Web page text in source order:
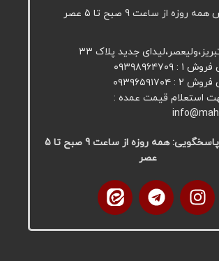
از ساعت 9 صبح تا 5 عصر
جدید پلاک ۳۳
۰۹۳۹۸۹۶۴۷۰۹
۰۹۳۹۶۵۹۱۷۰۴
استعلام قیمت عمده :
ساعات پاسخگویی: همه روزه از ساعت 9 صبح تا 5
عصر